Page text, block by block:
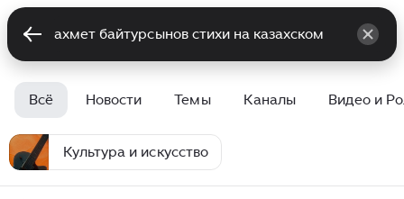
Всё Новости Темы Каналы Видео и
Культура и искусство